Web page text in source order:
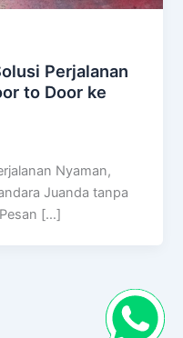
Perjalanan
to Door ke
Nyaman,
Juanda tanpa
[…]